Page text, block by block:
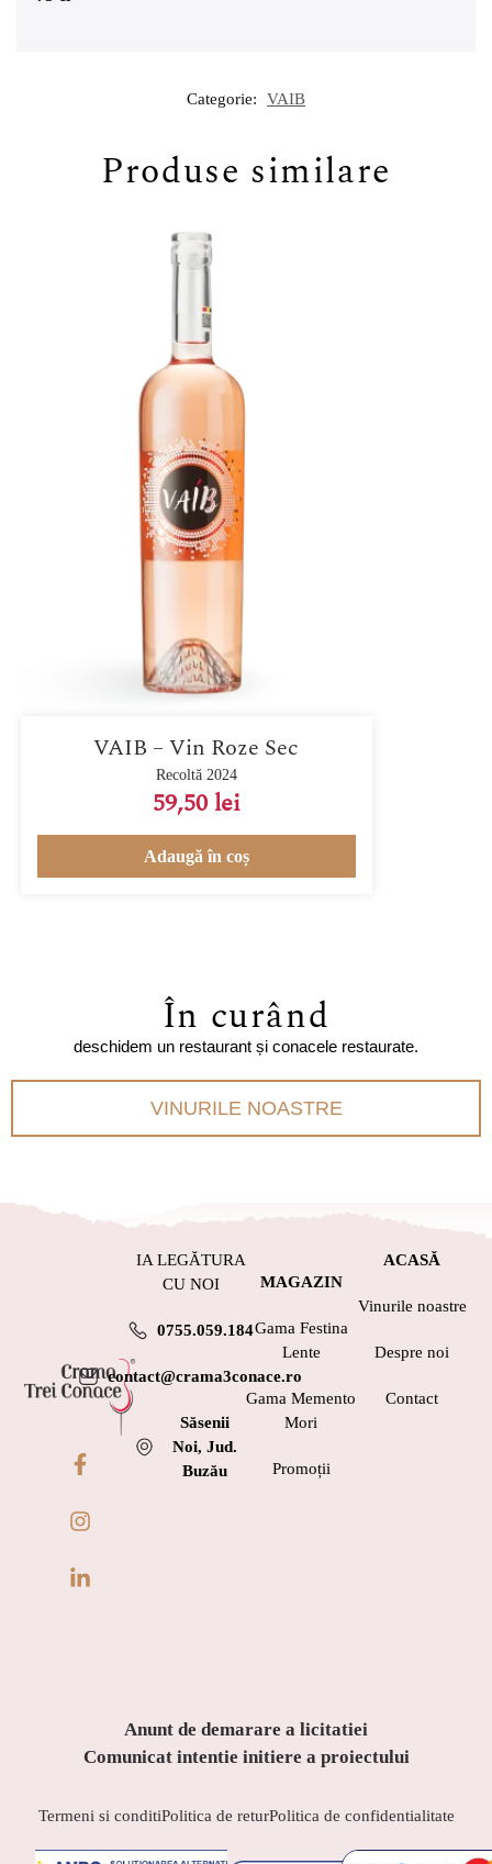
Categorie: VAIB
Produse similare
VAIB – Vin Roze Sec
Recoltă 2024
59,50lei
Adaugă în coș
În curând
deschidem un restaurant și conacele restaurate.
VINURILE NOASTRE
ACASĂ
Vinurile noastre
Despre noi
Contact
MAGAZIN
Gama Festina
Lente
Gama Memento
Mori
Promoții
IA LEGĂTURA
CU NOI
0755.059.184
contact@crama3conace.ro
Săsenii
Noi, Jud.
Buzău
Anunt de demarare a licitatiei
Comunicat intentie initiere a proiectului
Termeni si conditiPolitica de returPolitica de confidentialitate